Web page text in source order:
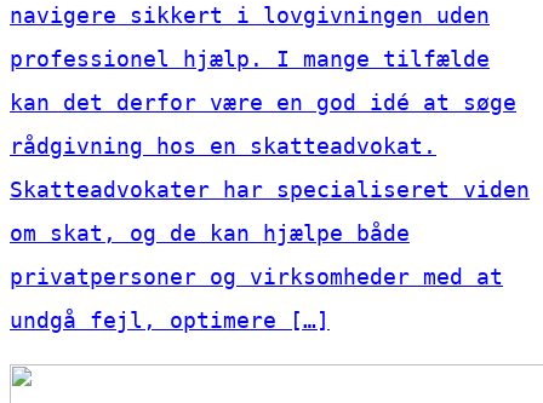
navigere sikkert i lovgivningen uden
professionel hjælp. I mange tilfælde
kan det derfor være en god idé at søge
rådgivning hos en skatteadvokat.
Skatteadvokater har specialiseret viden
om skat, og de kan hjælpe både
privatpersoner og virksomheder med at
undgå fejl, optimere […]